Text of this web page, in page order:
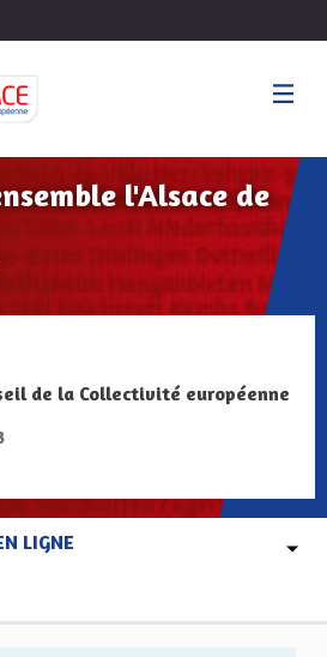
l'Alsace de
de la Collectivité européenne
LIGNE